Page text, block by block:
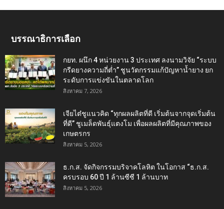
บรรณาธิการเลือก
กยท. ผนึก 4 หน่วยงาน 3 ประเทศ ลงนามวิจัย “ระบบ
กรีดยางความถี่ต่ำ” ชูนวัตกรรมแก้ปัญหาน้ำยาง ยก
ระดับการแข่งขันในตลาดโลก
สิงหาคม 7, 2026
เจียไต๋ชูแนวคิด “ทุกผลผลิตที่ดี เริ่มต้นจากจุดเริ่มต้น
ที่ดี” ชูเมล็ดพันธุ์แตงโม เพื่อผลผลิตที่มีคุณภาพของ
เกษตรกร
สิงหาคม 5, 2026
ธ.ก.ส. จัดกิจกรรมบริจาคโลหิต ในโอกาส “ธ.ก.ส.
ครบรอบ 60 ปี 1 ล้านซีซี 1 ล้านบาท
สิงหาคม 5, 2026